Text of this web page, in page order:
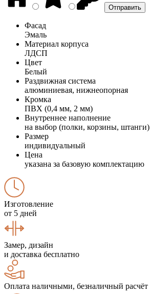
Фасад
Эмаль
Материал корпуса
ЛДСП
Цвет
Белый
Раздвижная система
алюминиевая, нижнеопорная
Кромка
ПВХ (0,4 мм, 2 мм)
Внутреннее наполнение
на выбор (полки, корзины, штанги)
Размер
индивидуальный
Цена
указана за базовую комплектацию
Изготовление
от 5 дней
Замер, дизайн
и доставка бесплатно
Оплата наличными, безналичный расчёт